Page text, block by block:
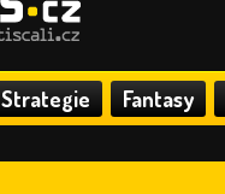
Strategie Fantasy